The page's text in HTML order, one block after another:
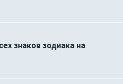
знаков зодиака на